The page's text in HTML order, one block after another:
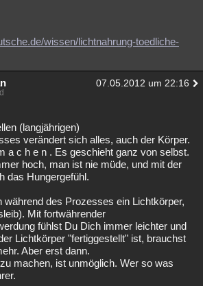
wissen/lichtnahrung-toedliche-
07.05.2012 um 22:16
(langjährigen)
verändert sich alles, auch der Körper.
a c h e n . Es geschieht ganz von selbst.
hoch, man ist nie müde, und mit der
das Hungergefühl.
während des Prozesses ein Lichtkörper,
Mit fortwährender
fühlst Du Dich immer leichter und
Lichtkörper "fertiggestellt" ist, brauchst
Aber erst dann.
machen, ist unmöglich. Wer so was